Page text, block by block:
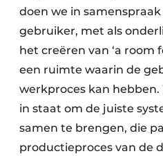
doen we in
gebruiker, met als
het creëren van ‘a room
een ruimte waarin de
werkproces kan hebben.
in staat om de juiste
samen te brengen, die
productieproces van de